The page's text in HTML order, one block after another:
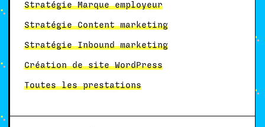
Stratégie Marque employeur
Stratégie Content marketing
Stratégie Inbound marketing
Création de site WordPress
Toutes les prestations